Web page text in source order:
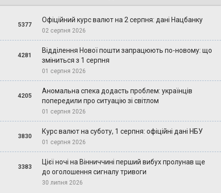
5377
Офіційний курс валют на 2 серпня: дані Нацбанку
02 серпня 2026
4281
Відділення Нової пошти запрацюють по-новому: що
зміниться з 1 серпня
01 серпня 2026
4205
Аномальна спека додасть проблем: українців
попередили про ситуацію зі світлом
01 серпня 2026
3830
Курс валют на суботу, 1 серпня: офіційні дані НБУ
01 серпня 2026
3383
Цієї ночі на Вінниччині перший вибух пролунав ще
до оголошення сигналу тривоги
30 липня 2026